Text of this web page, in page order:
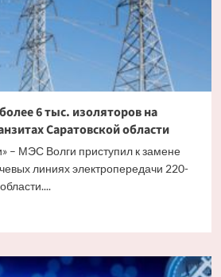
6 тыс. изоляторов на
Саратовской области
– МЭС Волги приступил к замене
линиях электропередачи 220-